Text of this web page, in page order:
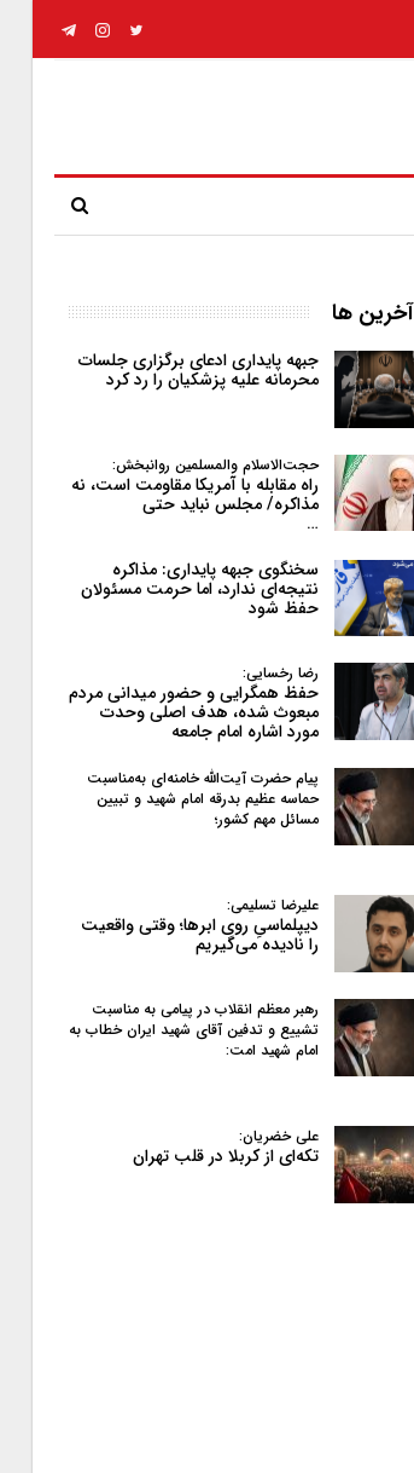
آخرین ها
جبهه پایداری ادعای برگزاری جلسات
محرمانه علیه پزشکیان را رد کرد
حجت‌الاسلام والمسلمین روانبخش:
راه مقابله با آمریکا مقاومت است، نه
مذاکره/ مجلس نباید حتی
…
سخنگوی جبهه پایداری: مذاکره
نتیجه‌ای ندارد، اما حرمت مسئولان
حفظ شود
رضا رخسایی:
حفظ همگرایی و حضور میدانی مردم
مبعوث شده، هدف اصلی وحدت
مورد اشاره امام جامعه
پیام حضرت آیت‌الله خامنه‌ای به‌مناسبت
حماسه عظیم بدرقه امام شهید و تبیین
مسائل مهم کشور؛
علیرضا تسلیمی:
دیپلماسیِ روی ابرها؛ وقتی واقعیت
را نادیده می‌گیریم
رهبر معظم انقلاب در پیامی به‌ مناسبت
تشییع و تدفین آقای شهید ایران خطاب به
امام شهید امت:
علی خضریان:
تکه‌ای از کربلا در قلب تهران